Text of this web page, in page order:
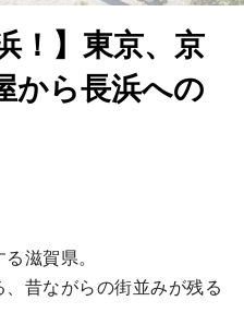
！】東京、京
から長浜への
滋賀県。
昔ながらの街並みが残る